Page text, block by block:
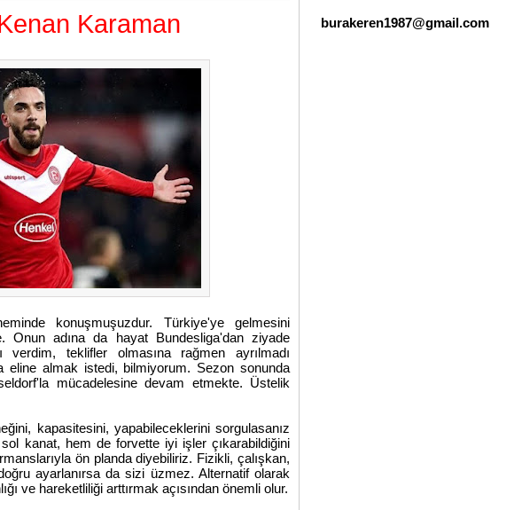
Karaman
konuşmuşuzdur. Türkiye'ye gelmesini
Onun adına da hayat Bundesliga'dan ziyade
teklifler olmasına rağmen ayrılmadı
eline almak istedi, bilmiyorum. Sezon sonunda
mücadelesine devam etmekte. Üstelik
kapasitesini, yapabileceklerini sorgulasanız
kanat, hem de forvette iyi işler çıkarabildiğini
ön planda diyebiliriz. Fizikli, çalışkan,
ayarlanırsa da sizi üzmez. Alternatif olarak
ve hareketliliği arttırmak açısından önemli olur.
burakeren1987@gmail.com